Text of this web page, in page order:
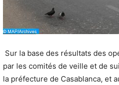
Sur la base des résultats des
par les comités de veille et de
la préfecture de Casablanca, et